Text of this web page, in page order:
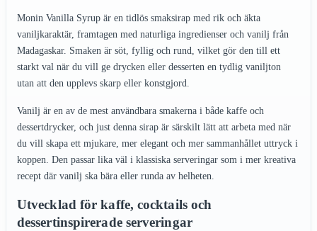
Monin Vanilla Syrup är en tidlös smaksirap med rik och äkta
vaniljkaraktär, framtagen med naturliga ingredienser och vanilj från
Madagaskar. Smaken är söt, fyllig och rund, vilket gör den till ett
starkt val när du vill ge drycken eller desserten en tydlig vaniljton
utan att den upplevs skarp eller konstgjord.
Vanilj är en av de mest användbara smakerna i både kaffe och
dessertdrycker, och just denna sirap är särskilt lätt att arbeta med när
du vill skapa ett mjukare, mer elegant och mer sammanhållet uttryck i
koppen. Den passar lika väl i klassiska serveringar som i mer kreativa
recept där vanilj ska bära eller runda av helheten.
Utvecklad för kaffe, cocktails och
dessertinspirerade serveringar